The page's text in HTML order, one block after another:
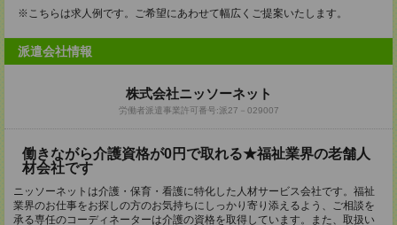
※こちらは求人例です。ご希望にあわせて幅広くご提案いたします。
派遣会社情報
株式会社ニッソーネット
労働者派遣事業許可番号:派27－029007
働きながら介護資格が0円で取れる★福祉業界の老舗人
材会社です
ニッソーネットは介護・保育・看護に特化した人材サービス会社です。福祉
業界のお仕事をお探しの方のお気持ちにしっかり寄り添えるよう、ご相談を
承る専任のコーディネーターは介護の資格を取得しています。また、取扱い